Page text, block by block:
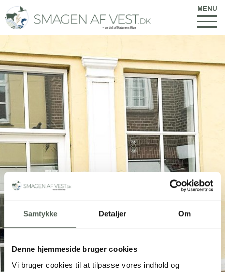
Samtykke Detaljer Om
Denne hjemmeside bruger cookies
Vi bruger cookies til at tilpasse vores indhold og
MENU